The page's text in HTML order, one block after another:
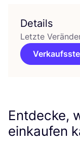
Details
Letzte
Entdecke,
einkaufen